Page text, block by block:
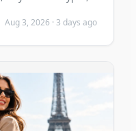
purchase.
Aug 3, 2026 · 3 days ago